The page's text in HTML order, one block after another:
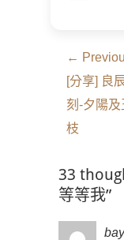
文
章
導
覽
←
Previous
post:
[分享] 良
刻-夕陽及
枝
33
等等我”